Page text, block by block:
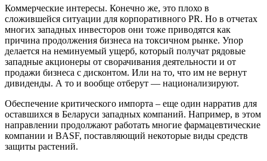
Коммерческие интересы. Конечно же, это плохо в
сложившейся ситуации для корпоративного PR. Но в отчетах
многих западных инвесторов они тоже приводятся как
причина продолжения бизнеса на токсичном рынке. Упор
делается на неминуемый ущерб, который получат рядовые
западные акционеры от сворачивания деятельности и от
продажи бизнеса с дисконтом. Или на то, что им не вернут
дивиденды. А то и вообще отберут — национализируют.
Обеспечение критического импорта – еще один нарратив для
оставшихся в Беларуси западных компаний. Например, в этом
направлении продолжают работать многие фармацевтические
компании и BASF, поставляющий некоторые виды средств
защиты растений.